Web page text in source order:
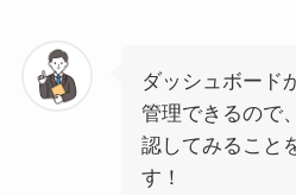
ダッシュボード
管理できるので
認してみること
す！